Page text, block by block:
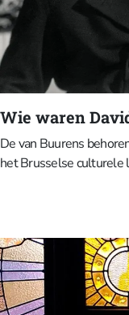
Wie waren
De van Buurens
het Brusselse culturele
architectuur en
1955), afkomstig uit
in 1909 in Brussel
Alice Piette
het werk, zij was directie